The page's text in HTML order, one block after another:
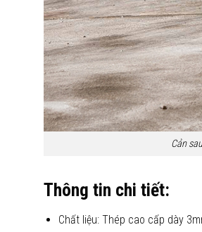
Cản
Thông tin chi tiết:
Chất liệu: Thép cao cấp dày